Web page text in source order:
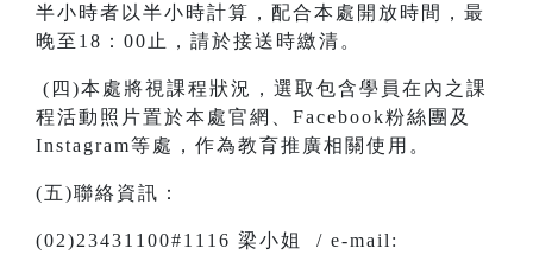
半小時者以半小時計算，配合本處開放時間，最
晚至18：00止，請於接送時繳清。
(四)本處將視課程狀況，選取包含學員在內之課
程活動照片置於本處官網、Facebook粉絲團及
Instagram等處，作為教育推廣相關使用。
(五)聯絡資訊：
(02)23431100#1116 梁小姐 / e-mail: